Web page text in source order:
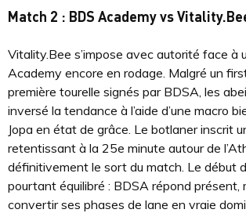
Match 2 : BDS Academy vs
Vitality.Bee s’impose avec autorité face à
Academy encore en rodage. Malgré un
première tourelle signés par BDSA, les
inversé la tendance à l’aide d’une macro
Jopa en état de grâce. Le botlaner inscrit
retentissant à la 25e minute autour de
définitivement le sort du match. Le début
pourtant équilibré : BDSA répond présent,
convertir ses phases de lane en vraie